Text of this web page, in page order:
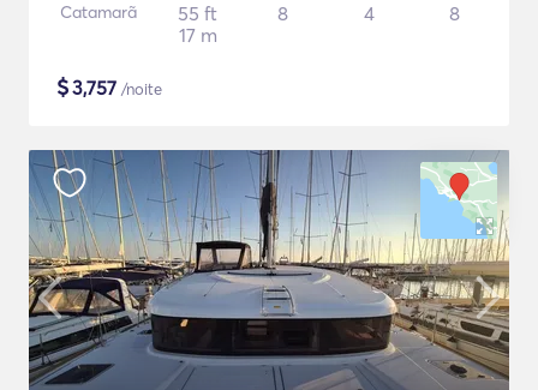
Catamarã
55 ft
17 m
8 4 8
$3,757 /noite